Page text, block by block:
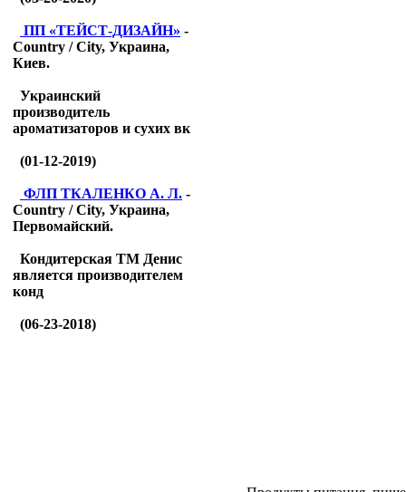
ПП «ТЕЙСТ-ДИЗАЙН» -
Country / City, Украина,
Киев.
Украинский
производитель
ароматизаторов и сухих вк
(01-12-2019)
ФЛП ТКАЛЕНКО А. Л. -
Country / City, Украина,
Первомайский.
Кондитерская ТМ Денис
является производителем
конд
(06-23-2018)